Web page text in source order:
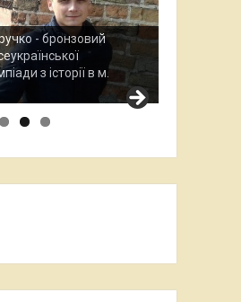
призер ІІ етапу
олімпади з